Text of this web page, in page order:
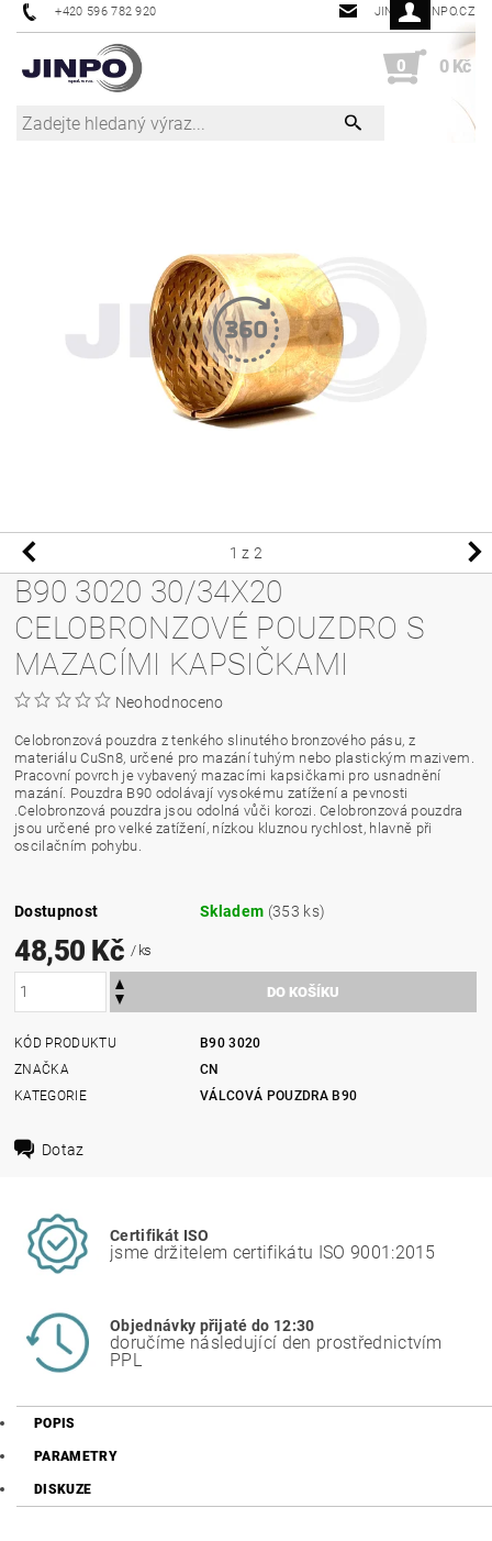
+420 596 782 920 JINPO@JINPO.CZ
0 0 Kč
1 z 2
B90 3020 30/34X20
CELOBRONZOVÉ POUZDRO S
MAZACÍMI KAPSIČKAMI
Neohodnoceno
Celobronzová pouzdra z tenkého slinutého bronzového pásu, z
materiálu CuSn8, určené pro mazání tuhým nebo plastickým mazivem.
Pracovní povrch je vybavený mazacími kapsičkami pro usnadnění
mazání. Pouzdra B90 odolávají vysokému zatížení a pevnosti
.Celobronzová pouzdra jsou odolná vůči korozi. Celobronzová pouzdra
jsou určené pro velké zatížení, nízkou kluznou rychlost, hlavně při
oscilačním pohybu.
Dostupnost Skladem (353 ks)
48,50 Kč / ks
KÓD PRODUKTU
B90 3020
ZNAČKA
CN
KATEGORIE
VÁLCOVÁ POUZDRA B90
Dotaz
Certifikát ISO
jsme držitelem certifikátu ISO 9001:2015
Objednávky přijaté do 12:30
doručíme následující den prostřednictvím
PPL
POPIS
PARAMETRY
DISKUZE